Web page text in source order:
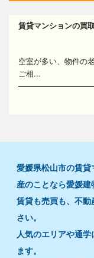
賃貸マンションの買
空室が多い、物件の
ご相...
愛媛県松山市の賃
産のことなら愛媛建
賃貸も売買も、不
さい。
人気のエリアや通
ます。